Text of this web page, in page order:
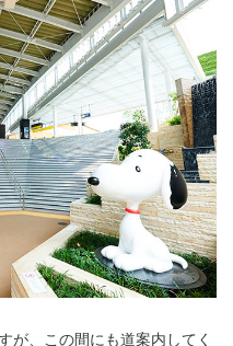
が、この間にも道案内してく